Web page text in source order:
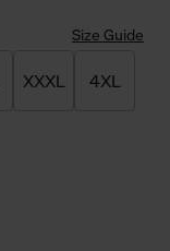
Size Guide
XXXL 4XL